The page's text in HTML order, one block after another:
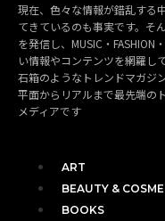
現在、色々な情報が錯乱する
てきているのも事実です。そ
を発信し、MUSIC・FASHION
い情報やコンテンツを網羅し
石箱のようなトレンドマガジ
平面からリアルまで最先端の
メディアです
ART
BEAUTY &
BOOKS